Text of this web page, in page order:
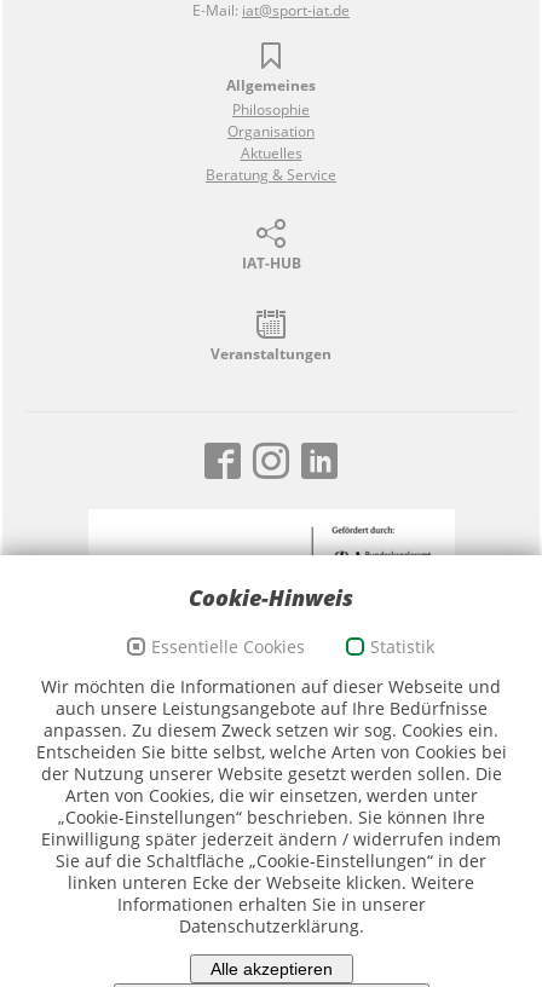
E-Mail: iat@sport-iat.de
Allgemeines
Philosophie
Organisation
Aktuelles
Beratung & Service
IAT-HUB
Veranstaltungen
(Quelle: BKAmt)
Logo SMK (Quelle SMK)
Piktogramme: ©DOSB/Sportdeutschland
Cookie-Hinweis
Essentielle Cookies
Statistik
Wir möchten die Informationen auf dieser Webseite und
auch unsere Leistungsangebote auf Ihre Bedürfnisse
anpassen. Zu diesem Zweck setzen wir sog. Cookies ein.
Entscheiden Sie bitte selbst, welche Arten von Cookies bei
der Nutzung unserer Website gesetzt werden sollen. Die
Arten von Cookies, die wir einsetzen, werden unter
„Cookie-Einstellungen“ beschrieben. Sie können Ihre
Einwilligung später jederzeit ändern / widerrufen indem
Sie auf die Schaltfläche „Cookie-Einstellungen“ in der
linken unteren Ecke der Webseite klicken. Weitere
Informationen erhalten Sie in unserer
Datenschutzerklärung.
Alle akzeptieren